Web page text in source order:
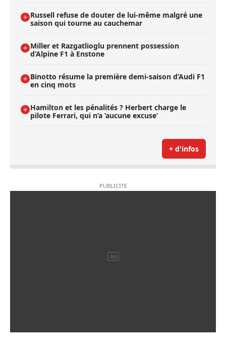
Russell refuse de douter de lui-même malgré une
saison qui tourne au cauchemar
Miller et Razgatlioglu prennent possession
d’Alpine F1 à Enstone
Binotto résume la première demi-saison d’Audi F1
en cinq mots
Hamilton et les pénalités ? Herbert charge le
pilote Ferrari, qui n’a ’aucune excuse’
+ d'infos